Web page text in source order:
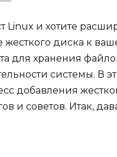
Linux и хотите
диска к
для хранения
системы. В
добавления
и советов. Итак,